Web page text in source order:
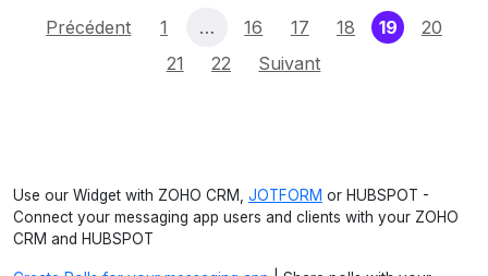
Précédent 1 … 16 17 18 19(current)
20
21
22 Suivant
Use our Widget with ZOHO CRM, JOTFORM or HUBSPOT -
Connect your messaging app users and clients with your ZOHO
CRM and HUBSPOT